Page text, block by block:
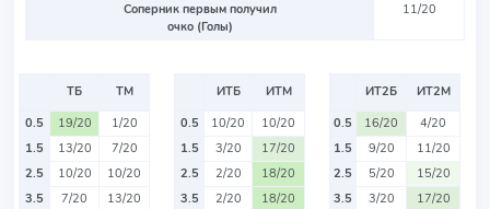
Соперник первым получил
очко (Голы)
11/20
ТБ
ТМ
0.5
19/20
1/20
1.5
13/20
7/20
2.5
10/20
10/20
3.5
7/20
13/20
ИТБ
ИТМ
0.5
10/20
10/20
1.5
3/20
17/20
2.5
2/20
18/20
3.5
2/20
18/20
ИТ2Б
ИТ2М
0.5
16/20
4/20
1.5
9/20
11/20
2.5
5/20
15/20
3.5
3/20
17/20